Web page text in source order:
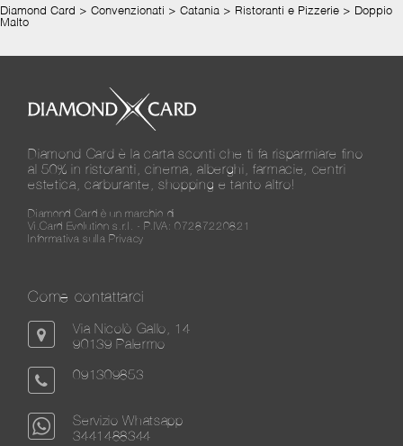
Diamond Card > Convenzionati > Catania > Ristoranti e Pizzerie > Doppio
Malto
Diamond Card è la carta sconti che ti fa risparmiare fino
al 50% in ristoranti, cinema, alberghi, farmacie, centri
estetica, carburante, shopping e tanto altro!
Diamond Card è un marchio di
Vi.Card Evolution s.r.l. - P.IVA: 07287220821
Informativa sulla Privacy
Come contattarci
Via Nicolò Gallo, 14
90139 Palermo
091309853
Servizio Whatsapp
3441488344